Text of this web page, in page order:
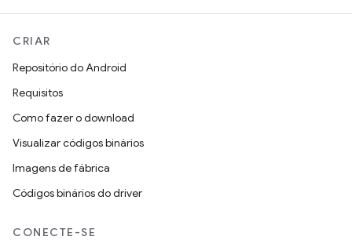
CRIAR
Repositório do Android
Requisitos
Como fazer o download
Visualizar códigos binários
Imagens de fábrica
Códigos binários do driver
CONECTE-SE